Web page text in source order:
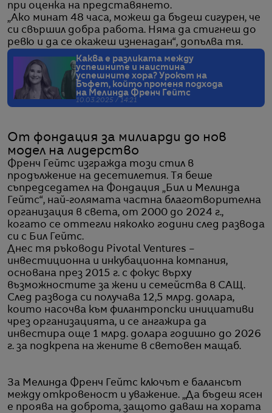
при оценка на представянето.
„Ако минат 48 часа, можеш да бъдеш сигурен, че
си свършил добра работа. Няма да стигнеш до
ревю и да се окажеш изненадан“, допълва тя.
Каква е разликата между
успешните и наистина
успешните хора? Урокът на
Бъфет, който променя подхода
на Мелинда Френч Гейтс
10.03.2025 / 14:21
От фондация за милиарди до нов
модел на лидерство
Френч Гейтс изгражда този стил в
продължение на десетилетия. Тя беше
съпредседател на Фондация „Бил и Мелинда
Гейтс“, най-голямата частна благотворителна
организация в света, от 2000 до 2024 г.,
когато се оттегли няколко години след развода
си с Бил Гейтс.
Днес тя ръководи Pivotal Ventures –
инвестиционна и инкубационна компания,
основана през 2015 г. с фокус върху
възможностите за жени и семейства в САЩ.
След развода си получава 12,5 млрд. долара,
които насочва към филантропски инициативи
чрез организацията, и се ангажира да
инвестира още 1 млрд. долара годишно до 2026
г. за подкрепа на жените в световен мащаб.
За Мелинда Френч Гейтс ключът е балансът
между откровеност и уважение. „Да бъдеш ясен
е проява на доброта, защото даваш на хората